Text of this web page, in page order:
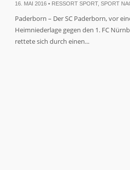
16. MAI 2016 • RESSORT SPORT, SPORT
Paderborn – Der SC Paderborn, vor
Heimniederlage gegen den 1. FC
rettete sich durch einen...